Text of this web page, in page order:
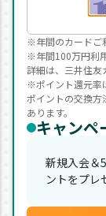
※年間のカードご
※年間100万円利
詳細は、三井住友
※ポイント還元率
ポイントの交換方
あります。
キャンペ
新規入会＆
ントをプレ